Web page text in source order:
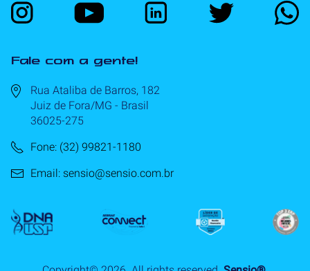
Fale com a gente!
Rua Ataliba de Barros, 182
Juiz de Fora/MG - Brasil
36025-275
Fone: (32) 99821-1180
Email: sensio@sensio.com.br